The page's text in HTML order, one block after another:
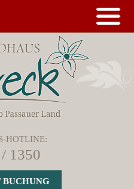
HOTLINE:
1350
BUCHUNG